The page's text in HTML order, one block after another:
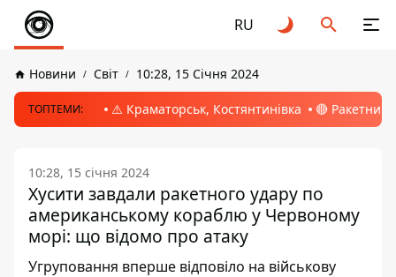
RU
Новини Світ 10:28, 15 Січня 2024
ТОПТЕМИ: ⚠️ Краматорськ, Костянтинівка 🔴 Ракетний
10:28, 15 січня 2024
Хусити завдали ракетного удару по
американському кораблю у Червоному
морі: що відомо про атаку
Угруповання вперше відповіло на військову